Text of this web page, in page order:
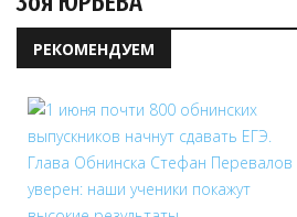
РЕКОМЕНДУЕМ